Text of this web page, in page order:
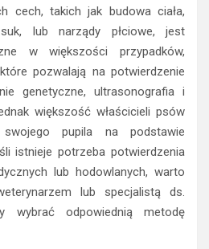
cech, takich jak budowa ciała,
lub narządy płciowe, jest
w większości przypadków,
pozwalają na potwierdzenie
genetyczne, ultrasonografia i
większość właścicieli psów
pupila na podstawie
istnieje potrzeba potwierdzenia
lub hodowlanych, warto
lub specjalistą ds.
wybrać odpowiednią metodę